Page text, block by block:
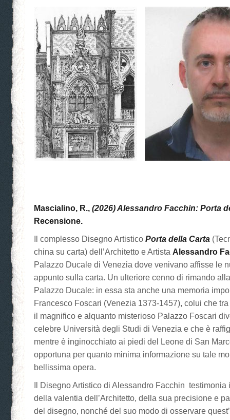
Mascialino, R., (2026) Alessandro Facchin: Porta
Recensione.
Il complesso Disegno Artistico Porta della Carta
china su carta) dell’Architetto e Artista Alessandro
Palazzo Ducale di Venezia dove venivano affisse le
appunto sulla carta. Un ulteriore cenno di rimando
Palazzo Ducale: in essa sta anche una memoria
Francesco Foscari (Venezia 1373-1457), colui che tra
il magnifico e alquanto misterioso Palazzo Foscari
celebre Università degli Studi di Venezia e che è
mentre è inginocchiato ai piedi del Leone di San
opportuna per quanto minima informazione su tale
bellissima opera.
Il Disegno Artistico di Alessandro Facchin testimonia
della valentia dell’Architetto, della sua precisione e
del disegno, nonché del suo modo di osservare